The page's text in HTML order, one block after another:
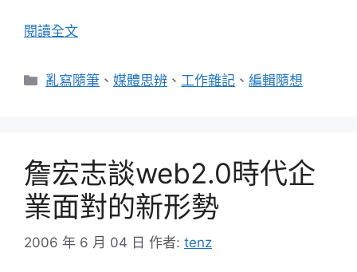
閱讀全文
分
亂寫隨筆 、媒體思辨 、工作雜記 、編輯隨想
詹宏志談web2.0時代企
業面對的新形勢
2006 年 6 月 04 日 作者: tenz